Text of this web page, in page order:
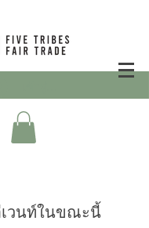
วนท์ในขณะนี้